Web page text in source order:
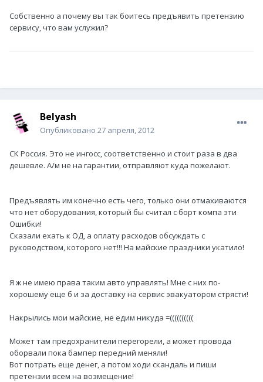
Собственно а почему вы так боитесь предъявить претензию
сервису, что вам услужил?
Belyash
Опубликовано 27 апреля, 2012
СК Россия. Это не ингосс, соответственно и стоит раза в два
дешевле. А/м не на гарантии, отправляют куда пожелают.
Предъявлять им конечно есть чего, только они отмахиваются
что нет оборудования, который бы считал с борт компа эти
Ошибки!
Сказали ехать к ОД, а оплату расходов обсуждать с
руководством, которого нет!!! На майские праздники укатило!
Я ж не имею права таким авто управлять! Мне с них по-
хорошему еще б и за доставку на сервис эвакуатором стрясти!
Накрылись мои майские, не едим никуда =((((((((((
Может там предохранители перегорели, а может провода
оборвали пока бампер передний меняли!
Вот потрать еще денег, а потом ходи скандаль и пиши
претензии всем на возмещение!